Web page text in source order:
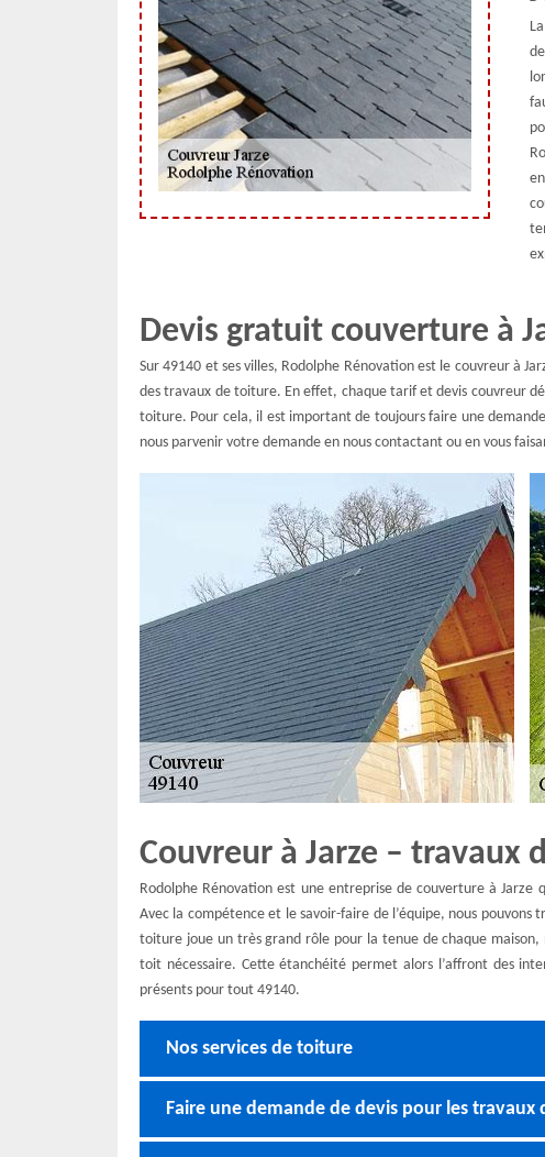
Devis gratuit couverture à
Sur 49140 et ses villes, Rodolphe Rénovation est le couvreur à
des travaux de toiture. En effet, chaque tarif et devis couvreur
toiture. Pour cela, il est important de toujours faire une
nous parvenir votre demande en nous contactant ou en vous
Couvreur à Jarze – travaux
Rodolphe Rénovation est une entreprise de couverture à
Avec la compétence et le savoir-faire de l’équipe, nous
toiture joue un très grand rôle pour la tenue de chaque
toit nécessaire. Cette étanchéité permet alors l’affront des
présents pour tout 49140.
Nos services de toiture
Faire une demande de devis pour les